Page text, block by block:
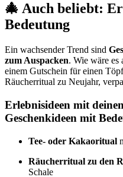
🎄 Auch beliebt:
Bedeutung
Ein wachsender Trend sind
zum Auspacken. Wie wäre es
einem Gutschein für einen
Räucherritual zu Neujahr,
Erlebnisideen mit
Geschenkideen mit
Tee- oder Kakaoritual
Räucherritual zu den
Schale